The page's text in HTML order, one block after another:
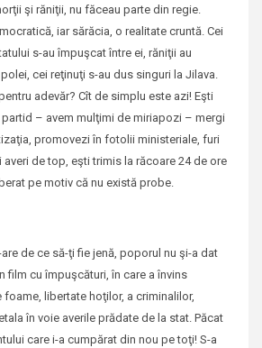
şi răniţii, nu făceau parte din regie.
iar sărăcia, o realitate cruntă. Cei
s-au împuşcat între ei, răniţii au
cei reţinuţi s-au dus singuri la Jilava.
adevăr? Cît de simplu este azi! Eşti
– avem mulţimi de miriapozi – mergi
promovezi în fotolii ministeriale, furi
de top, eşti trimis la răcoare 24 de ore
pe motiv că nu există probe.
de ce să-ţi fie jenă, poporul nu şi-a dat
film cu împuşcături, în care a învins
foame, libertate hoţilor, a criminalilor,
în voie averile prădate de la stat. Păcat
care i-a cumpărat din nou pe toţi! S-a